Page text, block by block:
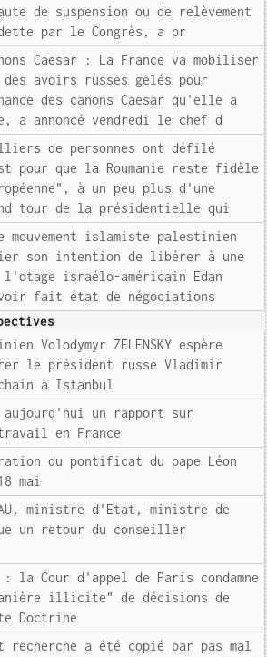
de suspension ou de relèvement
par le Congrès, a pr
Caesar : La France va mobiliser
avoirs russes gelés pour
des canons Caesar qu'elle a
a annoncé vendredi le chef d
de personnes ont défilé
pour que la Roumanie reste fidèle
à un peu plus d'une
tour de la présidentielle qui
mouvement islamiste palestinien
hier son intention de libérer à une
l'otage israélo-américain Edan
avoir fait état de négociations
Volodymyr ZELENSKY espère
le président russe Vladimir
à Istanbul
aujourd'hui un rapport sur
en France
du pontificat du pape Léon
mai
ministre d'Etat, ministre de
un retour du conseiller
: la Cour d'appel de Paris condamne
illicite" de décisions de
Doctrine
a été copié par pas mal